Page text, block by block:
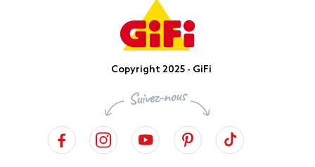
Copyright 2025 - GiFi